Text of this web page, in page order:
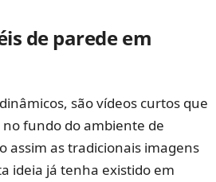
de parede em
são vídeos curtos que
fundo do ambiente de
assim as tradicionais imagens
ideia já tenha existido em